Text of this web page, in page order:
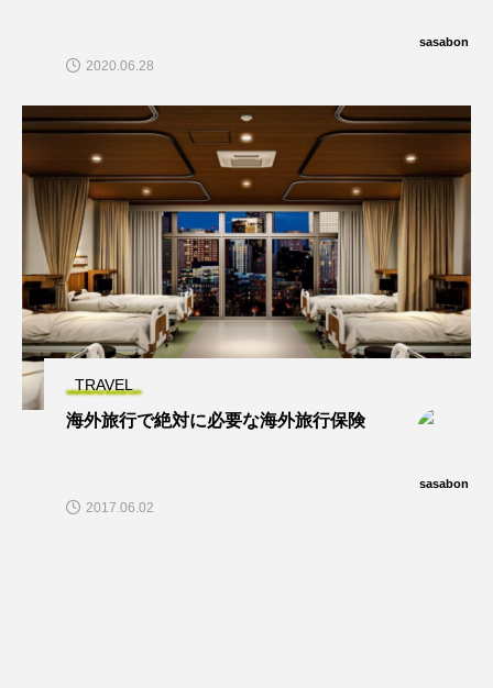
sasabon
2020.06.28
TRAVEL
海外旅行で絶対に必要な海外旅行保険
sasabon
2017.06.02